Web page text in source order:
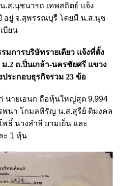
.ส.นุชนารถ เทพสถิตย์ แจ้ง
อยู่ จ.สุพรรณบุรี โดยมี น.ส.นุช
บียน
มการบริษัทรายเดียว แจ้งที่ตั้ง
.2 ถ.ปิ่นเกล้า-นครชัยศรี แขวง
ระกอบธุรกิจรวม 23 ข้อ
นายเอนก ถือหุ้นใหญ่สุด 9,994
พนา โกมลหิรัญ น.ส.สุรีย์ ติมงคล
ธิ์ นางสำลี ยามเย็น และ
ะ 1 หุ้น